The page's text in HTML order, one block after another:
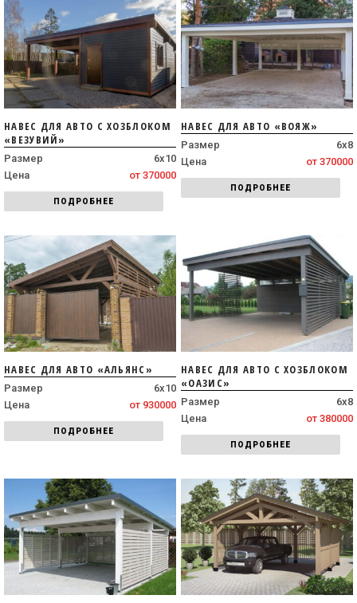
НАВЕС ДЛЯ АВТО С ХОЗБЛОКОМ
«ВЕЗУВИЙ»
Размер
6х10
Цена
от 370000
ПОДРОБНЕЕ
НАВЕС ДЛЯ АВТО «ВОЯЖ»
Размер
6х8
Цена
от 370000
ПОДРОБНЕЕ
НАВЕС ДЛЯ АВТО «АЛЬЯНС»
Размер
6х10
Цена
от 930000
ПОДРОБНЕЕ
НАВЕС ДЛЯ АВТО С ХОЗБЛОКОМ
«ОАЗИС»
Размер
6х8
Цена
от 380000
ПОДРОБНЕЕ